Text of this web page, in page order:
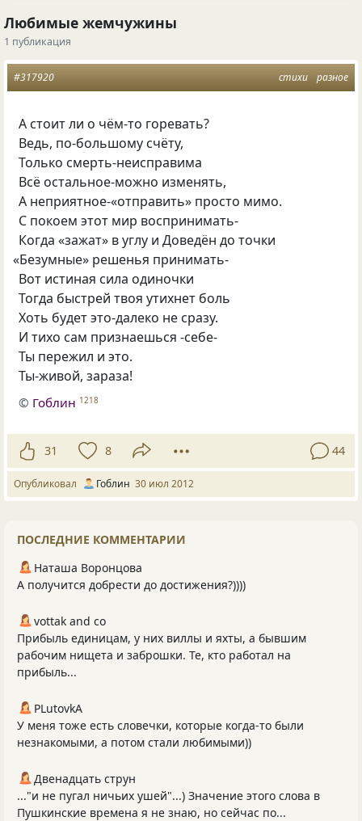
Любимые жемчужины
1 публикация
стихи разное
#317920
А стоит ли о чём-то горевать?
Ведь, по-большому счёту,
Только смерть-неисправима
Всё остальное-можно изменять,
А неприятное-«отправить» просто мимо.
С покоем этот мир воспринимать-
Когда «зажат» в углу и Доведён до точки
«Безумные» решенья принимать-
Вот истиная сила одиночки
Тогда быстрей твоя утихнет боль
Хоть будет это-далеко не сразу.
И тихо сам признаешься -себе-
Ты пережил и это.
Ты-живой, зараза!
© Гоблин 1218
31 8 44
Опубликовал Гоблин 30 июл 2012
ПОСЛЕДНИЕ КОММЕНТАРИИ
Наташа Воронцова
А получится добрести до достижения?))))
vottak and co
Прибыль единицам, у них виллы и яхты, а бывшим
рабочим нищета и заброшки. Те, кто работал на
прибыль...
PLutоvkА
У меня тоже есть словечки, которые когда-то были
незнакомыми, а потом стали любимыми))
Двенадцать струн
..."и не пугал ничьих ушей"...) Значение этого слова в
Пушкинские времена я не знаю, но сейчас по...